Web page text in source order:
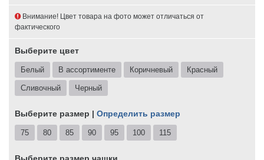
Внимание! Цвет товара на фото может отличаться от
фактического
Выберите цвет
Белый В ассортименте Коричневый Красный
Сливочный Черный
Выберите размер | Определить размер
75 80 85 90 95 100 115